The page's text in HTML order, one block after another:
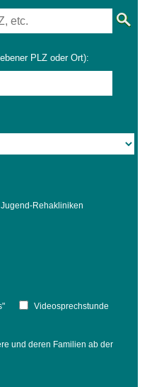
PLZ oder Ort):
Rehakliniken
Videosprechstunde
und deren Familien ab der